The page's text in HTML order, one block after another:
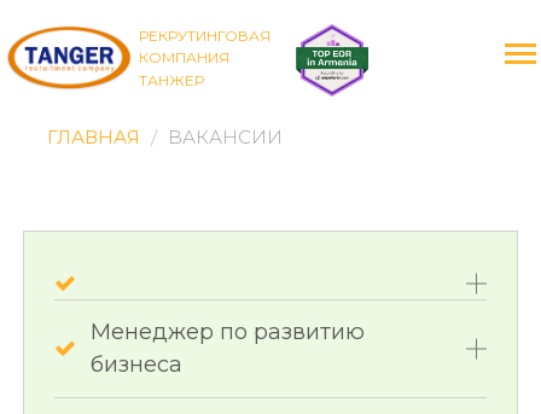
РЕКРУТИНГОВАЯ
КОМПАНИЯ
ТАНЖЕР
ГЛАВНАЯ ВАКАНСИИ
Менеджер по развитию
бизнеса